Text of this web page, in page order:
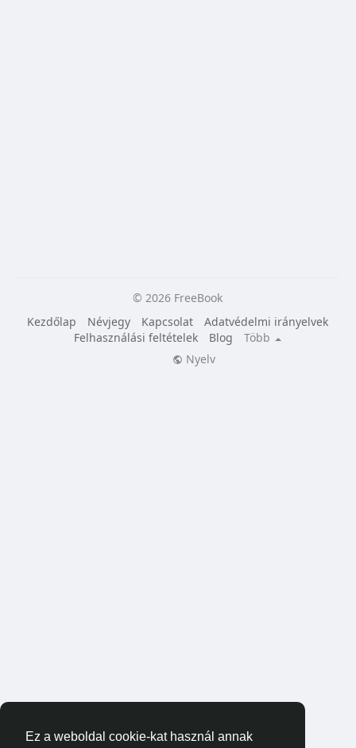
Ez a weboldal cookie-kat használ annak
© 2026 FreeBook
Kezdőlap
Névjegy Kapcsolat
Adatvédelmi irányelvek
Felhasználási feltételek
Blog
Több
Nyelv